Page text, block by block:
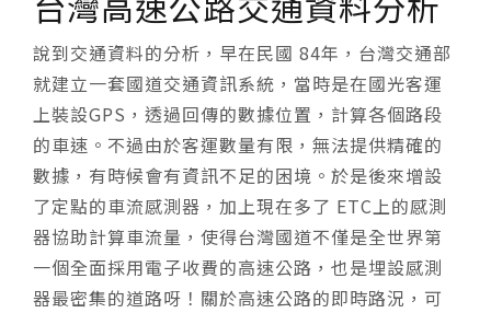
說到交通資料的分析，早在民國 84年，台灣交通部
就建立一套國道交通資訊系統，當時是在國光客運
上裝設GPS，透過回傳的數據位置，計算各個路段
的車速。不過由於客運數量有限，無法提供精確的
數據，有時候會有資訊不足的困境。於是後來增設
了定點的車流感測器，加上現在多了 ETC上的感測
器協助計算車流量，使得台灣國道不僅是全世界第
一個全面採用電子收費的高速公路，也是埋設感測
器最密集的道路呀！關於高速公路的即時路況，可